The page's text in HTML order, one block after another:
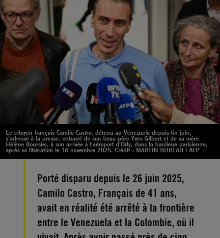
Le citoyen français Camilo Castro, détenu au Venezuela depuis fin juin,
s'adresse à la presse, entouré de son beau-père Yves Gilbert et de sa mère
Hélène Boursier, à son arrivée à l'aéroport d'Orly, dans la banlieue parisienne,
après sa libération le 16 novembre 2025. Crédit : MARTIN BUREAU / AFP
Porté disparu depuis le 26 juin 2025,
Camilo Castro, Français de 41 ans,
avait en réalité été arrêté à la frontière
entre le Venezuela et la Colombie, où il